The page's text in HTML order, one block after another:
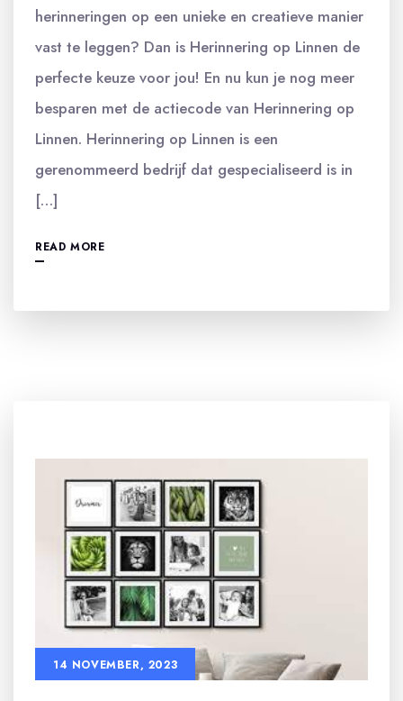
herinneringen op een unieke en creatieve manier
vast te leggen? Dan is Herinnering op Linnen de
perfecte keuze voor jou! En nu kun je nog meer
besparen met de actiecode van Herinnering op
Linnen. Herinnering op Linnen is een
gerenommeerd bedrijf dat gespecialiseerd is in
[…]
READ MORE
14 NOVEMBER, 2023